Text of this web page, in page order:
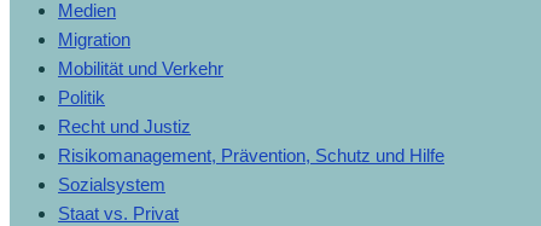
Medien
Migration
Mobilität und Verkehr
Politik
Recht und Justiz
Risikomanagement, Prävention, Schutz und Hilfe
Sozialsystem
Staat vs. Privat